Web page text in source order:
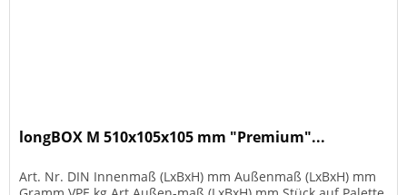
longBOX M 510x105x105 mm "Premium"...
Art. Nr. DIN Innenmaß (LxBxH) mm Außenmaß (LxBxH) mm